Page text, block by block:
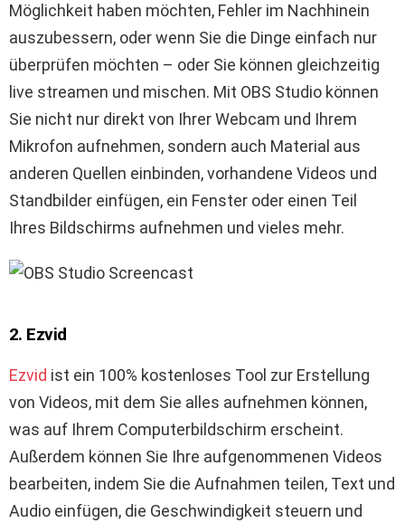
Möglichkeit haben möchten, Fehler im Nachhinein
auszubessern, oder wenn Sie die Dinge einfach nur
überprüfen möchten – oder Sie können gleichzeitig
live streamen und mischen. Mit OBS Studio können
Sie nicht nur direkt von Ihrer Webcam und Ihrem
Mikrofon aufnehmen, sondern auch Material aus
anderen Quellen einbinden, vorhandene Videos und
Standbilder einfügen, ein Fenster oder einen Teil
Ihres Bildschirms aufnehmen und vieles mehr.
2. Ezvid
Ezvid ist ein 100% kostenloses Tool zur Erstellung
von Videos, mit dem Sie alles aufnehmen können,
was auf Ihrem Computerbildschirm erscheint.
Außerdem können Sie Ihre aufgenommenen Videos
bearbeiten, indem Sie die Aufnahmen teilen, Text und
Audio einfügen, die Geschwindigkeit steuern und